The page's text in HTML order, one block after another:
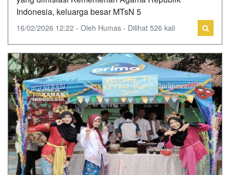
Indonesia, keluarga besar MTsN 5
16/02/2026 12:22 - Oleh Humas - Dilihat 526 kali